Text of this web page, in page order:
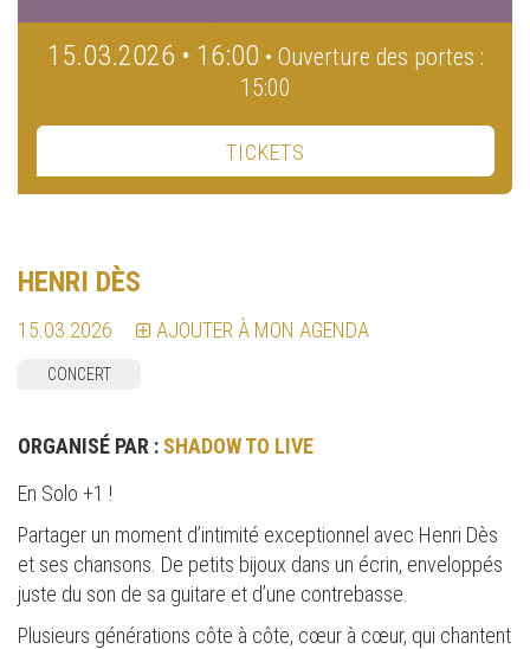
15.03.2026 • 16:00 • Ouverture des portes :
15:00
TICKETS
HENRI DÈS
15.03.2026 AJOUTER À MON AGENDA
CONCERT
ORGANISÉ PAR : SHADOW TO LIVE
En Solo +1 !
Partager un moment d’intimité exceptionnel avec Henri Dès
et ses chansons. De petits bijoux dans un écrin, enveloppés
juste du son de sa guitare et d’une contrebasse.
Plusieurs générations côte à côte, cœur à cœur, qui chantent